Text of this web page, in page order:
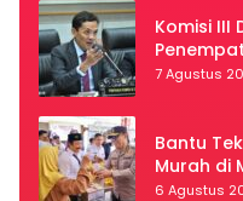
Komisi III
7 Agustus
Bantu
Murah di
6 Agustus